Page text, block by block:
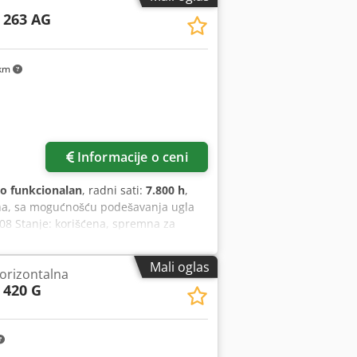
testere: 4,0 kW Priključna snaga:
S Hnefx Anvof Težina
AG
Informacije o ceni
funkcionalan, radni sati: 7.800 h,
sa mogućnošću podešavanja ugla
Stanje: korišćena, spremna za
Rbox Anvef Broj sati rada
podmazivanja sa minimalnom
prodaju.
Mali oglas
G